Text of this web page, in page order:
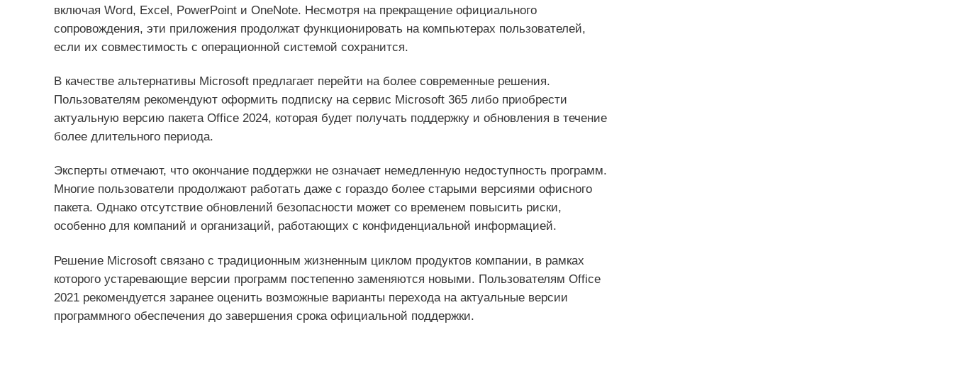
включая Word, Excel, PowerPoint и OneNote. Несмотря на прекращение официального
сопровождения, эти приложения продолжат функционировать на компьютерах пользователей,
если их совместимость с операционной системой сохранится.
В качестве альтернативы Microsoft предлагает перейти на более современные решения.
Пользователям рекомендуют оформить подписку на сервис Microsoft 365 либо приобрести
актуальную версию пакета Office 2024, которая будет получать поддержку и обновления в течение
более длительного периода.
Эксперты отмечают, что окончание поддержки не означает немедленную недоступность программ.
Многие пользователи продолжают работать даже с гораздо более старыми версиями офисного
пакета. Однако отсутствие обновлений безопасности может со временем повысить риски,
особенно для компаний и организаций, работающих с конфиденциальной информацией.
Решение Microsoft связано с традиционным жизненным циклом продуктов компании, в рамках
которого устаревающие версии программ постепенно заменяются новыми. Пользователям Office
2021 рекомендуется заранее оценить возможные варианты перехода на актуальные версии
программного обеспечения до завершения срока официальной поддержки.